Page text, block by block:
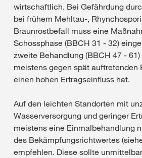
wirtschaftlich. Bei Gefährdung
bei frühem Mehltau-,
Braunrostbefall muss eine
Schossphase (BBCH 31 - 32)
zweite Behandlung (BBCH 47 -
meistens gegen spät auftretenden
einen hohen Ertragseinfluss hat.
Auf den leichten Standorten mit
Wasserversorgung und geringer
meistens eine Einmalbehandlung
des Bekämpfungsrichtwertes
empfehlen. Diese sollte